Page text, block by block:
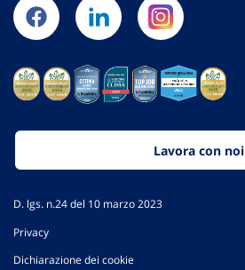
Lavora con noi
D. lgs. n.24 del 10 marzo 2023
Privacy
Dichiarazione dei cookie